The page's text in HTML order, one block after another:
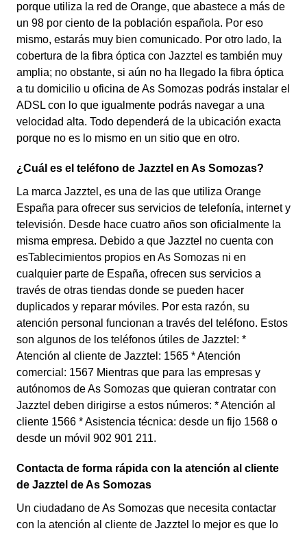
porque utiliza la red de Orange, que abastece a más de
un 98 por ciento de la población española. Por eso
mismo, estarás muy bien comunicado. Por otro lado, la
cobertura de la fibra óptica con Jazztel es también muy
amplia; no obstante, si aún no ha llegado la fibra óptica
a tu domicilio u oficina de As Somozas podrás instalar el
ADSL con lo que igualmente podrás navegar a una
velocidad alta. Todo dependerá de la ubicación exacta
porque no es lo mismo en un sitio que en otro.
¿Cuál es el teléfono de Jazztel en As Somozas?
La marca Jazztel, es una de las que utiliza Orange
España para ofrecer sus servicios de telefonía, internet y
televisión. Desde hace cuatro años son oficialmente la
misma empresa. Debido a que Jazztel no cuenta con
esTablecimientos propios en As Somozas ni en
cualquier parte de España, ofrecen sus servicios a
través de otras tiendas donde se pueden hacer
duplicados y reparar móviles. Por esta razón, su
atención personal funcionan a través del teléfono. Estos
son algunos de los teléfonos útiles de Jazztel: *
Atención al cliente de Jazztel: 1565 * Atención
comercial: 1567 Mientras que para las empresas y
autónomos de As Somozas que quieran contratar con
Jazztel deben dirigirse a estos números: * Atención al
cliente 1566 * Asistencia técnica: desde un fijo 1568 o
desde un móvil 902 901 211.
Contacta de forma rápida con la atención al cliente
de Jazztel de As Somozas
Un ciudadano de As Somozas que necesita contactar
con la atención al cliente de Jazztel lo mejor es que lo